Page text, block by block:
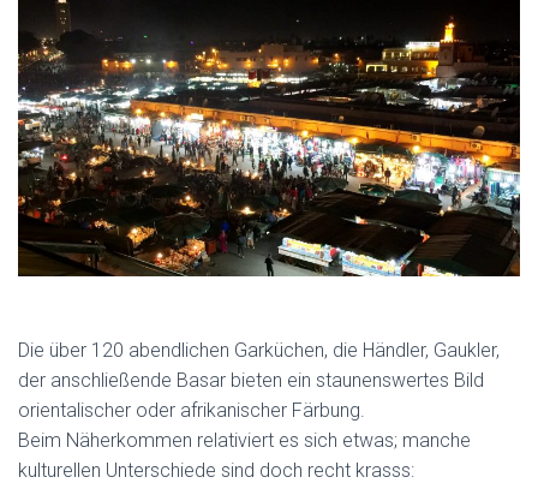
Die über 120 abendlichen Garküchen, die Händler, Gaukler,
der anschließende Basar bieten ein staunenswertes Bild
orientalischer oder afrikanischer Färbung.
Beim Näherkommen relativiert es sich etwas; manche
kulturellen Unterschiede sind doch recht krasss: